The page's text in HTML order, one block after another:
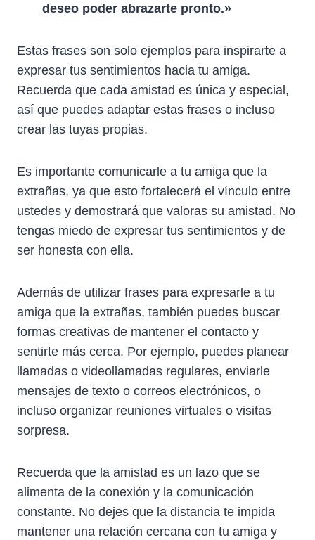
deseo poder abrazarte pronto.»
Estas frases son solo ejemplos para inspirarte a
expresar tus sentimientos hacia tu amiga.
Recuerda que cada amistad es única y especial,
así que puedes adaptar estas frases o incluso
crear las tuyas propias.
Es importante comunicarle a tu amiga que la
extrañas, ya que esto fortalecerá el vínculo entre
ustedes y demostrará que valoras su amistad. No
tengas miedo de expresar tus sentimientos y de
ser honesta con ella.
Además de utilizar frases para expresarle a tu
amiga que la extrañas, también puedes buscar
formas creativas de mantener el contacto y
sentirte más cerca. Por ejemplo, puedes planear
llamadas o videollamadas regulares, enviarle
mensajes de texto o correos electrónicos, o
incluso organizar reuniones virtuales o visitas
sorpresa.
Recuerda que la amistad es un lazo que se
alimenta de la conexión y la comunicación
constante. No dejes que la distancia te impida
mantener una relación cercana con tu amiga y